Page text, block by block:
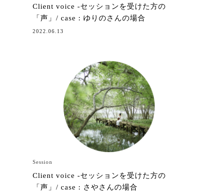
Client voice -セッションを受けた方の
「声」/ case : ゆりのさんの場合
2022.06.13
Session
Client voice -セッションを受けた方の
「声」/ case : さやさんの場合